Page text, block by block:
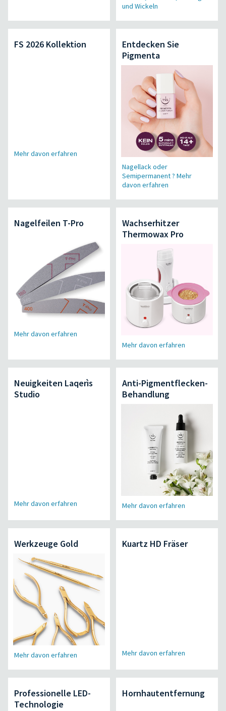
und Wickeln
FS 2026 Kollektion
Mehr davon erfahren
Entdecken Sie
Pigmenta
Nagellack oder
Semipermanent ? Mehr
davon erfahren
Nagelfeilen T-Pro
Mehr davon erfahren
Wachserhitzer
Thermowax Pro
Mehr davon erfahren
Neuigkeiten Laqerìs
Studio
Mehr davon erfahren
Anti-Pigmentflecken-
Behandlung
Mehr davon erfahren
Werkzeuge Gold
Mehr davon erfahren
Kuartz HD Fräser
Mehr davon erfahren
Professionelle LED-
Technologie
Hornhautentfernung